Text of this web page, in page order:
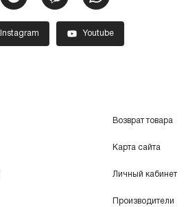
Instagram Youtube
Возврат товара
Карта сайта
Личный кабинет
Производители